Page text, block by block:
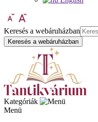
Keresés a webáruházban
Keresés a webáruházban
Kategóriák
Menü